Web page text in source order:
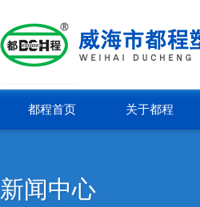
都程首页 关于都程
新闻中心